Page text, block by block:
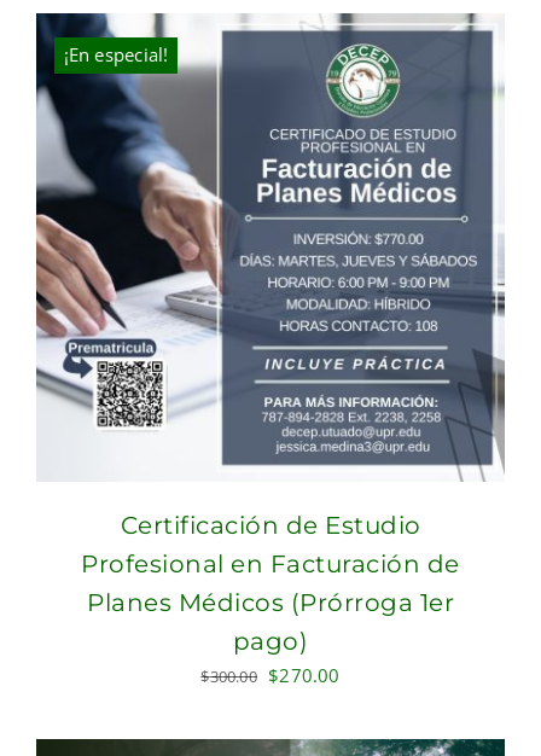
¡En especial!
Certificación de Estudio
Profesional en Facturación de
Planes Médicos (Prórroga 1er
pago)
$300.00 Original
was:
$270.00
is: